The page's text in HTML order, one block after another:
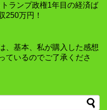
ランプ政権1年目の経済ば
250万円！
、基本、私が購入した感想
ているのでご了承くださ